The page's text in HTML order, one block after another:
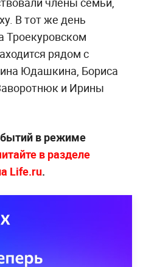
В тот же день
Троекуровском
рядом с
Юдашкина, Бориса
и Ирины
в режиме
в разделе
Life.ru.